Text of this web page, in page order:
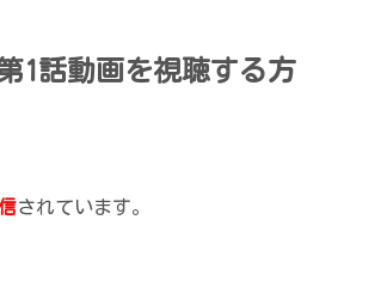
1話動画を視聴する方
されています。